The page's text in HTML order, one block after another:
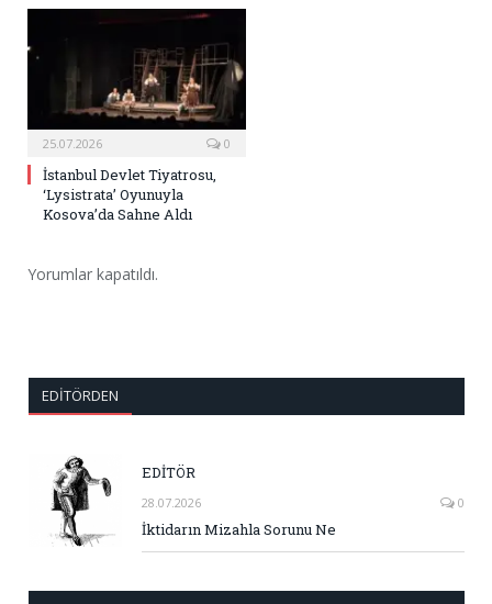
25.07.2026 0
İstanbul Devlet Tiyatrosu,
‘Lysistrata’ Oyunuyla
Kosova’da Sahne Aldı
Yorumlar kapatıldı.
EDITÖRDEN
EDİTÖR
28.07.2026 0
İktidarın Mizahla Sorunu Ne